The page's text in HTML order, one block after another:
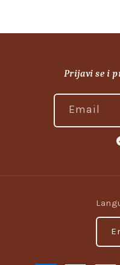
Prijavi se i
Email